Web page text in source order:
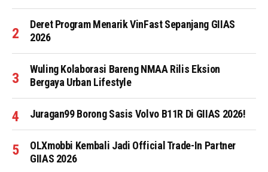
Deret Program Menarik VinFast Sepanjang GIIAS
2026
Wuling Kolaborasi Bareng NMAA Rilis Eksion
Bergaya Urban Lifestyle
Juragan99 Borong Sasis Volvo B11R Di GIIAS 2026!
OLXmobbi Kembali Jadi Official Trade-In Partner
GIIAS 2026